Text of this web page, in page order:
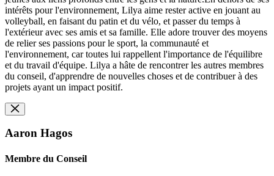
intérêts pour l'environnement, Lilya aime rester active en jouant au
volleyball, en faisant du patin et du vélo, et passer du temps à
l'extérieur avec ses amis et sa famille. Elle adore trouver des moyens
de relier ses passions pour le sport, la communauté et
l'environnement, car toutes lui rappellent l'importance de l'équilibre
et du travail d'équipe. Lilya a hâte de rencontrer les autres membres
du conseil, d'apprendre de nouvelles choses et de contribuer à des
projets ayant un impact positif.
Aaron Hagos
Membre du Conseil